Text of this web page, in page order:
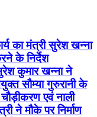
का मंत्री सुरेश खन्ना
के निर्देश
कुमार खन्ना ने
सौम्या गुरुरानी के
एवं नाली
ने मौके पर निर्माण